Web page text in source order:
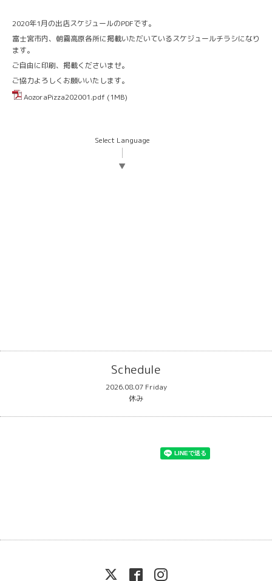
2020年1月の出店スケジュールのPDFです。
富士宮市内、朝霧高原各所に掲載いただいているスケジュールチラシになり
ます。
ご自由に印刷、掲載くださいませ。
ご協力よろしくお願いいたします。
AozoraPizza202001.pdf (1MB)
Select Language
▼
Schedule
2026.08.07 Friday
休み